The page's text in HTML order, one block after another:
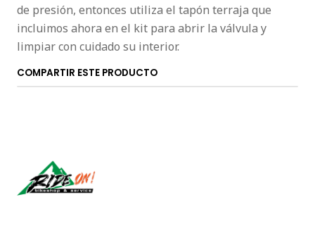
de presión, entonces utiliza el tapón terraja que
incluimos ahora en el kit para abrir la válvula y
limpiar con cuidado su interior.
COMPARTIR ESTE PRODUCTO